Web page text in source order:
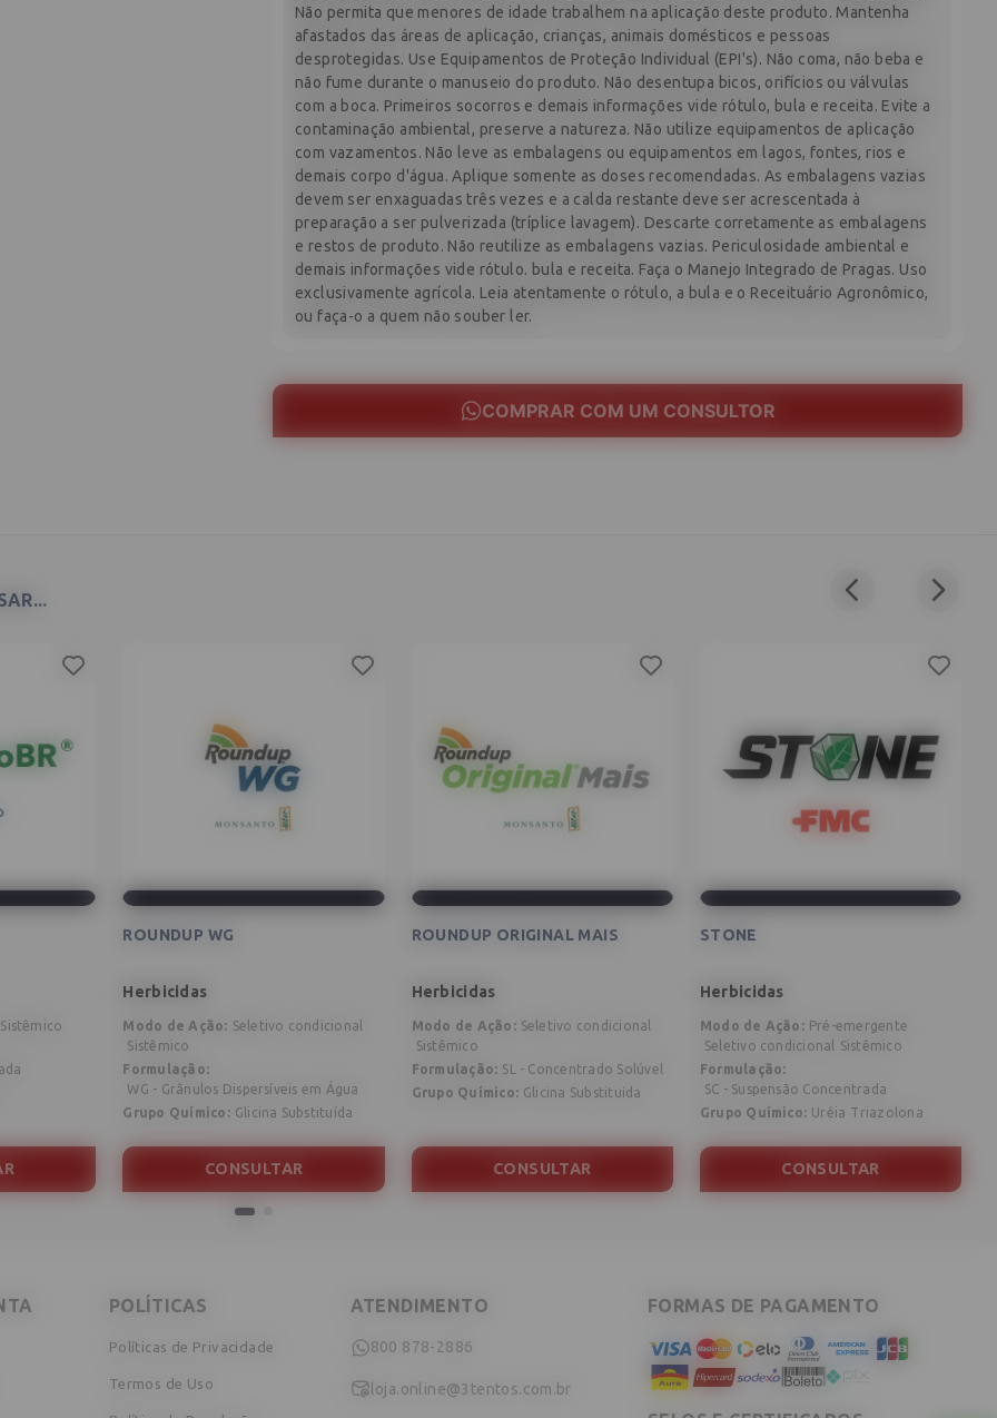
Não permita que menores de idade trabalhem na aplicação deste produto. Mantenha
afastados das áreas de aplicação, crianças, animais domésticos e pessoas
desprotegidas. Use Equipamentos de Proteção Individual (EPI's). Não coma, não beba e
não fume durante o manuseio do produto. Não desentupa bicos, orifícios ou válvulas
com a boca. Primeiros socorros e demais informações vide rótulo, bula e receita. Evite a
contaminação ambiental, preserve a natureza. Não utilize equipamentos de aplicação
com vazamentos. Não leve as embalagens ou equipamentos em lagos, fontes, rios e
demais corpo d'água. Aplique somente as doses recomendadas. As embalagens vazias
devem ser enxaguadas três vezes e a calda restante deve ser acrescentada à
preparação a ser pulverizada (tríplice lavagem). Descarte corretamente as embalagens
e restos de produto. Não reutilize as embalagens vazias. Periculosidade ambiental e
demais informações vide rótulo. bula e receita. Faça o Manejo Integrado de Pragas. Uso
exclusivamente agrícola. Leia atentamente o rótulo, a bula e o Receituário Agronômico,
ou faça-o a quem não souber ler.
COMPRAR COM UM CONSULTOR
Sistêmico
ROUNDUP WG
Herbicidas
Modo de Ação: Seletivo condicional
Sistêmico
Formulação:
WG - Grânulos Dispersíveis em Água
Grupo Químico : Glicina Substituída
CONSULTAR
ROUNDUP ORIGINAL MAIS
Herbicidas
Modo de Ação : Seletivo condicional
Sistêmico
Formulação: SL - Concentrado Solúvel
Grupo Químico: Glicina Substituída
CONSULTAR
STONE
Herbicidas
Modo de Ação : Pré-emergente
Seletivo condicional
Sistêmico
Formulação:
SC - Suspensão Concentrada
Grupo Químico: Uréia Triazolona
CONSULTAR
POLÍTICAS
Políticas de Privacidade
Termos de Uso
ATENDIMENTO
800 878-2886
loja.online@3tentos.com.br
FORMAS DE PAGAMENTO